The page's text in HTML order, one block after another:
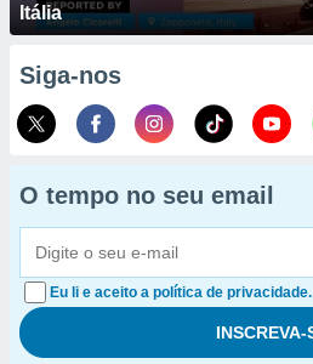
Itália
Siga-nos
O tempo no seu email
Eu li e aceito a política de privacidade.